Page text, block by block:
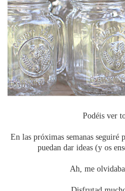
Podéis ver
En las próximas semanas seguiré
puedan dar ideas (y os
Ah, me